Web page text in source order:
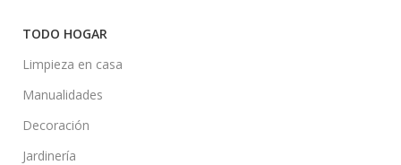
TODO HOGAR
Limpieza en casa
Manualidades
Decoración
Jardinería